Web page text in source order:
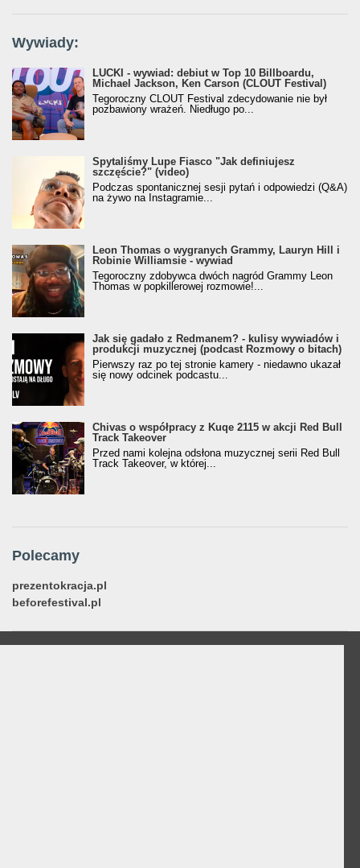
Wywiady:
LUCKI - wywiad: debiut w Top 10 Billboardu,
Michael Jackson, Ken Carson (CLOUT Festival)
Tegoroczny CLOUT Festival zdecydowanie nie był
pozbawiony wrażeń. Niedługo po...
Spytaliśmy Lupe Fiasco "Jak definiujesz
szczęście?" (video)
Podczas spontanicznej sesji pytań i odpowiedzi (Q&A)
na żywo na Instagramie...
Leon Thomas o wygranych Grammy, Lauryn Hill i
Robinie Williamsie - wywiad
Tegoroczny zdobywca dwóch nagród Grammy Leon
Thomas w popkillerowej rozmowie!...
Jak się gadało z Redmanem? - kulisy wywiadów i
produkcji muzycznej (podcast Rozmowy o bitach)
Pierwszy raz po tej stronie kamery - niedawno ukazał
się nowy odcinek podcastu...
Chivas o współpracy z Kuqe 2115 w akcji Red Bull
Track Takeover
Przed nami kolejna odsłona muzycznej serii Red Bull
Track Takeover, w której...
Polecamy
prezentokracja.pl
beforefestival.pl